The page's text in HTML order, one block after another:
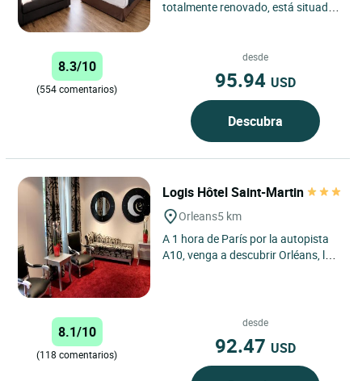
totalmente renovado, está situado
8.3/10
(554 comentarios)
desde
95.94 USD
Descubra
Logis Hôtel Saint-Martin
Orleans5 km
A 1 hora de París por la autopista
A10, venga a descubrir Orléans, la
8.1/10
(118 comentarios)
desde
92.47 USD